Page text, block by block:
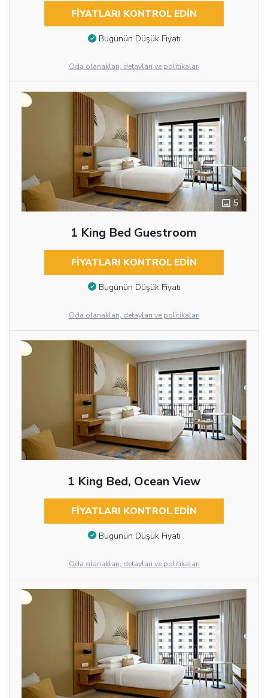
FIYATLARI KONTROL EDIN
Bugünün Düşük Fiyatı
Oda olanakları, detayları ve politikaları
5
1 King Bed Guestroom
FIYATLARI KONTROL EDIN
Bugünün Düşük Fiyatı
Oda olanakları, detayları ve politikaları
1 King Bed, Ocean View
FIYATLARI KONTROL EDIN
Bugünün Düşük Fiyatı
Oda olanakları, detayları ve politikaları